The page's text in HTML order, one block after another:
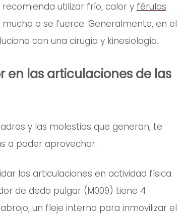
utilizar frío, calor y férulas
o se fuerce. Generalmente, en el
con una cirugía y kinesiología.
en las articulaciones de las
y las molestias que generan, te
a poder aprovechar.
las articulaciones en actividad física.
de dedo pulgar (M009) tiene 4
un fleje interno para inmovilizar el